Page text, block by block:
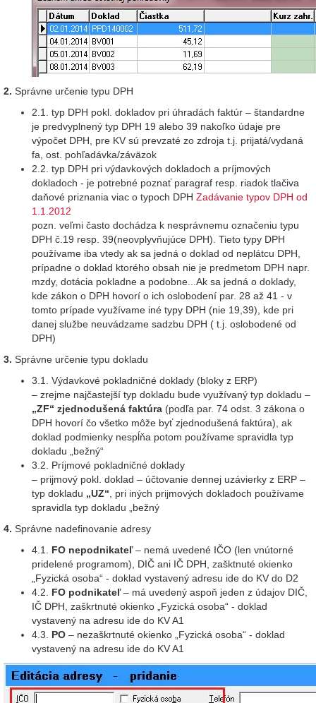
2. Správne určenie typu DPH
2.1. typ DPH pokl. dokladov pri úhradách faktúr – štandardne
je predvyplnený typ DPH 19 alebo 39 nakoľko údaje pre
výpočet DPH, pre KV sú prevzaté zo zdroja t.j. prijatá/vydaná
fa, ost. pohľadávka/záväzok
2.2. typ DPH pri výdavkových dokladoch a príjmových
dokladoch - je potrebné poznať paragraf resp. riadok tlačiva
daňové priznania viac o typoch DPH Zadávanie typov DPH od
1.1.2012
pozn. veľmi často dochádza k nesprávnemu označeniu typu
DPH č.19 resp. 39(neovplyvňujúce DPH). Tieto typy DPH
používame iba vtedy ak sa jedná o doklad od neplátcu DPH,
prípadne o doklad ktorého obsah nie je predmetom DPH napr.
mzdy, dotácia pokladne a podobne...Ak sa jedná o doklady,
kde zákon o DPH hovorí o ich oslobodení par. 28 až 41 - v
tomto prípade využívame iné typy DPH (nie 19,39), kde pri
danej službe neuvádzame sadzbu DPH ( t.j. oslobodené od
DPH)
3. Správne určenie typu dokladu
3.1. Výdavkové pokladničné doklady (bloky z ERP)
– zrejme najčastejší typ dokladu bude využívaný typ dokladu –
„ZF“ zjednodušená faktúra (podľa par. 74 odst. 3 zákona o
DPH hovorí čo všetko môže byť zjednodušená faktúra), ak
doklad podmienky nespĺňa potom používame spravidla typ
dokladu „bežný“
3.2. Príjmové pokladničné doklady
– prijmový pokl. doklad – účtovanie dennej uzávierky z ERP –
typ dokladu „UZ“ , pri iných prijmových dokladoch používame
spravidla typ dokladu „bežný
4. Správne nadefinovanie adresy
4.1. FO nepodnikateľ– nemá uvedené IČO (len vnútorné
pridelené programom), DIČ ani IČ DPH, zašktnuté okienko
„Fyzická osoba“ - doklad vystavený adresu ide do KV do D2
4.2. FO podnikateľ– má uvedený aspoň jeden z údajov DIČ,
IČ DPH, zaškrtnuté okienko „Fyzická osoba“ - doklad
vystavený na adresu ide do KV A1
4.3. PO – nezaškrtnuté okienko „Fyzická osoba“ - doklad
vystavený na adresu ide do KV A1